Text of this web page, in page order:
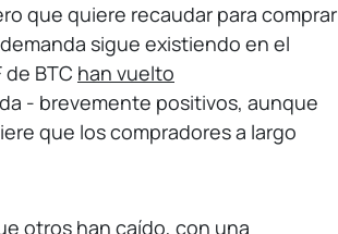
que quiere recaudar para comprar
sigue existiendo en el
BTC han vuelto
- brevemente positivos, aunque
que los compradores a largo
otros han caído, con una